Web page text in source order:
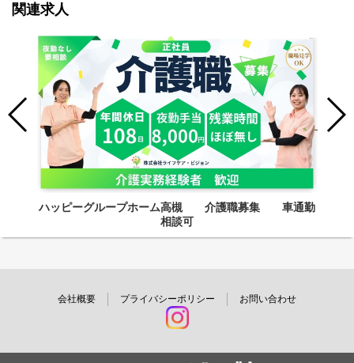
関連求人
ハッピーグループホーム高槻 介護職募集 車通勤
相談可
会社概要 プライバシーポリシー お問い合わせ